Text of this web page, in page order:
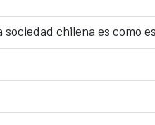
chilena es como